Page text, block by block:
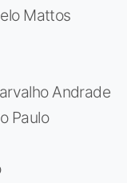
Mattos
Andrade
Paulo